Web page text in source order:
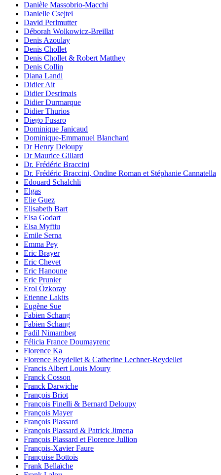
Danièle Massobrio-Macchi
Danielle Csejtei
David Perlmutter
Déborah Wolkowicz-Breillat
Denis Azoulay
Denis Chollet
Denis Chollet & Robert Matthey
Denis Collin
Diana Landi
Didier Ait
Didier Desrimais
Didier Durmarque
Didier Thurios
Diego Fusaro
Dominique Janicaud
Dominique-Emmanuel Blanchard
Dr Henry Deloupy
Dr Maurice Gillard
Dr. Frédéric Braccini
Dr. Frédéric Braccini, Ondine Roman et Stéphanie Cannatella
Edouard Schalchli
Elgas
Elie Guez
Elisabeth Bart
Elsa Godart
Elsa Myftiu
Emile Serna
Emma Pey
Eric Brayer
Eric Chevet
Eric Hanoune
Eric Prunier
Erol Özkoray
Etienne Lakits
Eugène Sue
Fabien Schang
Fabien Schang
Fadil Nimambeg
Félicia France Doumayrenc
Florence Ka
Florence Reydellet & Catherine Lechner-Reydellet
Francis Albert Louis Moury
Franck Cosson
Franck Darwiche
François Briot
François Finelli & Bernard Deloupy
François Mayer
François Plassard
François Plassard & Patrick Jimena
François Plassard et Florence Jullion
François-Xavier Faure
Françoise Bottois
Frank Bellaïche